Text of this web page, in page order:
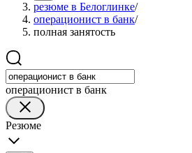
резюме в Белоглинке/
операционист в банк/
полная занятость
операционист в банк
Резюме